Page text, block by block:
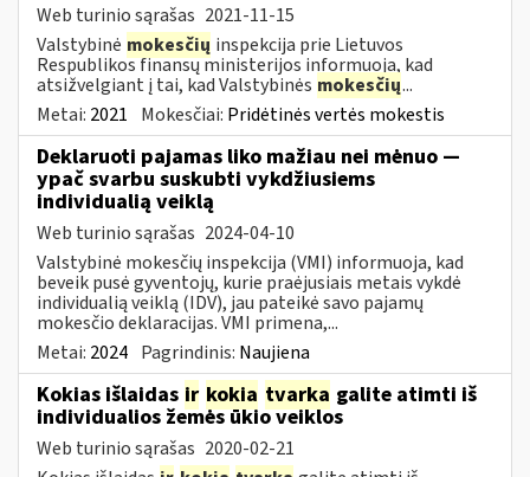
Web turinio sąrašas 2021-11-15
Valstybinė mokesčių inspekcija prie Lietuvos
Respublikos finansų ministerijos informuoja, kad
atsižvelgiant į tai, kad Valstybinės mokesčių...
Metai: 2021 Mokesčiai: Pridėtinės vertės mokestis
Deklaruoti pajamas liko mažiau nei mėnuo —
ypač svarbu suskubti vykdžiusiems
individualią veiklą
Web turinio sąrašas 2024-04-10
Valstybinė mokesčių inspekcija (VMI) informuoja, kad
beveik pusė gyventojų, kurie praėjusiais metais vykdė
individualią veiklą (IDV), jau pateikė savo pajamų
mokesčio deklaracijas. VMI primena,...
Metai: 2024 Pagrindinis: Naujiena
Kokias išlaidas ir kokia tvarka galite atimti iš
individualios žemės ūkio veiklos
Web turinio sąrašas 2020-02-21